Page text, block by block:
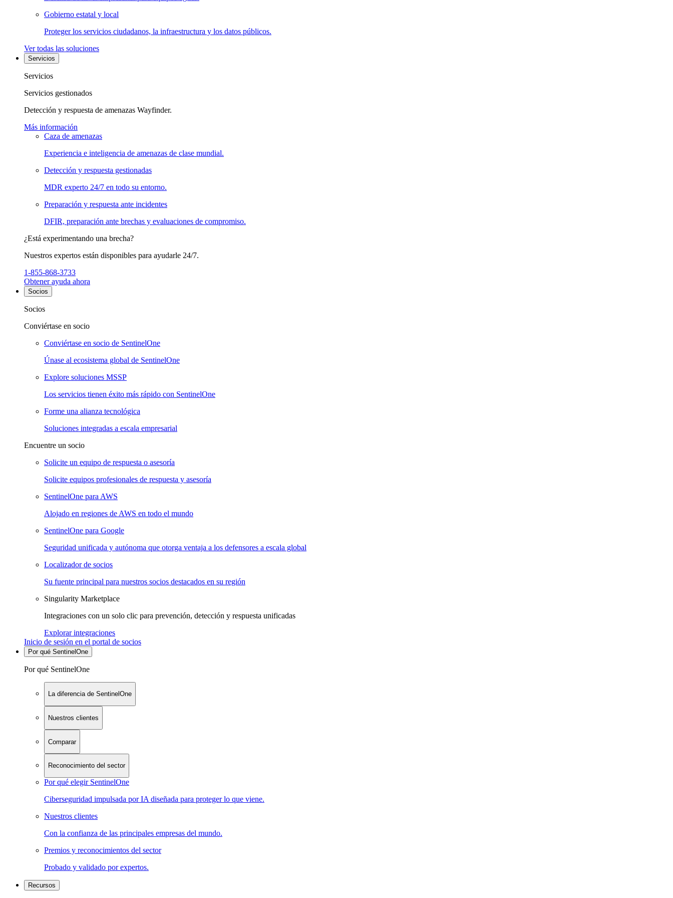
Gobierno estatal y local
Proteger los servicios ciudadanos, la infraestructura y los datos públicos.
Ver todas las soluciones
Servicios
Servicios
Servicios gestionados
Detección y respuesta de amenazas Wayfinder.
Más información
Caza de amenazas
Experiencia e inteligencia de amenazas de clase mundial.
Detección y respuesta gestionadas
MDR experto 24/7 en todo su entorno.
Preparación y respuesta ante incidentes
DFIR, preparación ante brechas y evaluaciones de compromiso.
¿Está experimentando una brecha?
Nuestros expertos están disponibles para ayudarle 24/7.
1-855-868-3733
Obtener ayuda ahora
Socios
Socios
Conviértase en socio
Conviértase en socio de SentinelOne
Únase al ecosistema global de SentinelOne
Explore soluciones MSSP
Los servicios tienen éxito más rápido con SentinelOne
Forme una alianza tecnológica
Soluciones integradas a escala empresarial
Encuentre un socio
Solicite un equipo de respuesta o asesoría
Solicite equipos profesionales de respuesta y asesoría
SentinelOne para AWS
Alojado en regiones de AWS en todo el mundo
SentinelOne para Google
Seguridad unificada y autónoma que otorga ventaja a los defensores a escala global
Localizador de socios
Su fuente principal para nuestros socios destacados en su región
Singularity Marketplace
Integraciones con un solo clic para prevención, detección y respuesta unificadas
Explorar integraciones
Inicio de sesión en el portal de socios
Por qué SentinelOne
Por qué SentinelOne
La diferencia de SentinelOne
Nuestros clientes
Comparar
Reconocimiento del sector
Por qué elegir SentinelOne
Ciberseguridad impulsada por IA diseñada para proteger lo que viene.
Nuestros clientes
Con la confianza de las principales empresas del mundo.
Premios y reconocimientos del sector
Probado y validado por expertos.
Recursos